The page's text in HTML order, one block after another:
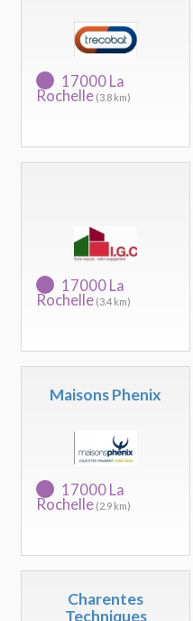
17000 La
Rochelle (3.8 km)
17000 La
Rochelle (3.4 km)
Maisons Phenix
17000 La
Rochelle (2.9 km)
Charentes
Techniques